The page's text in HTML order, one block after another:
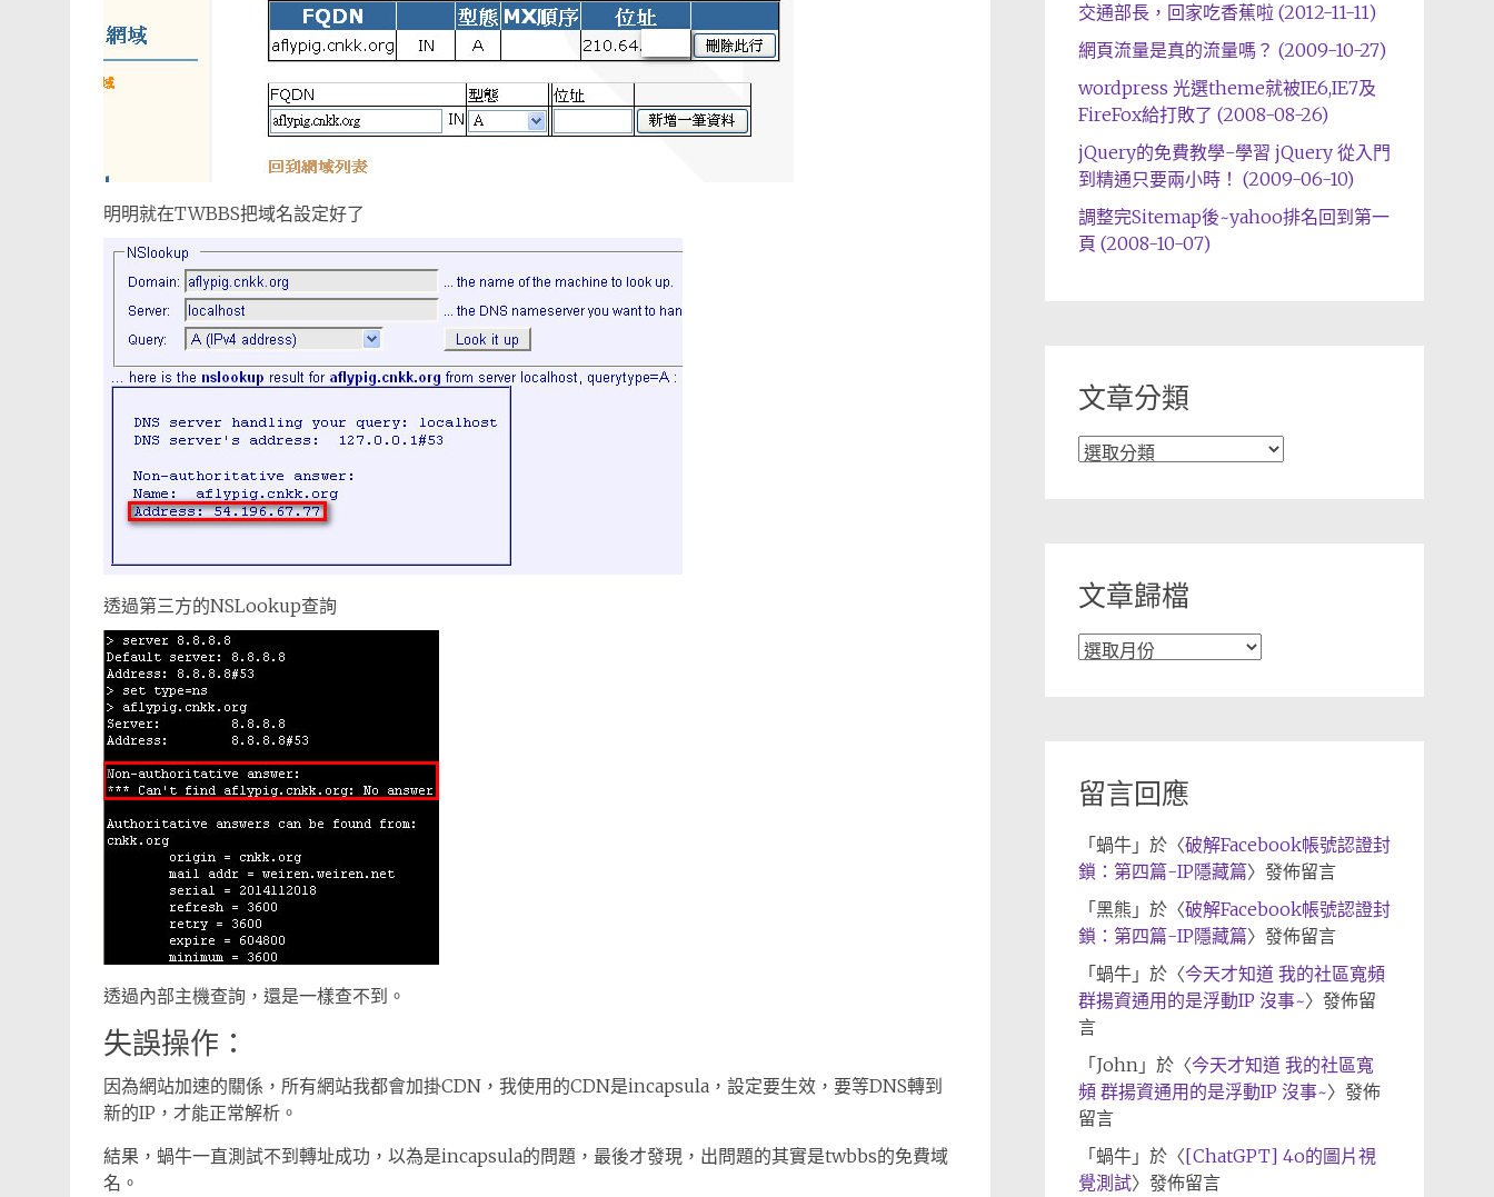
明明就在TWBBS把域名設定好了
透過第三方的NSLookup查詢
透過內部主機查詢，還是一樣查不到。
失誤操作：
因為網站加速的關係，所有網站我都會加掛CDN，我使用的CDN是incapsula，設定要生效，要等DNS轉到
新的IP，才能正常解析。
結果，蝸牛一直測試不到轉址成功，以為是incapsula的問題，最後才發現，出問題的其實是twbbs的免費域
名。
交通部長，回家吃香蕉啦 (2012-11-11)
網頁流量是真的流量嗎？ (2009-10-27)
wordpress 光選theme就被IE6,IE7及
FireFox給打敗了 (2008-08-26)
jQuery的免費教學-學習 jQuery 從入門
到精通只要兩小時！ (2009-06-10)
調整完Sitemap後~yahoo排名回到第一
頁 (2008-10-07)
文章分類
文
文章歸檔
文
留言回應
「 蝸牛」於〈破解Facebook帳號認證封
鎖：第四篇-IP隱藏篇〉發佈留言
「 黑熊 」於〈破解Facebook帳號認證封
鎖：第四篇-IP隱藏篇〉發佈留言
「 蝸牛」於〈今天才知道 我的社區寬頻
群揚資通用的是浮動IP 沒事~〉發佈留
言
「 John」於〈今天才知道 我的社區寬
頻 群揚資通用的是浮動IP 沒事~〉發佈
留言
「 蝸牛」於〈[ChatGPT] 4o的圖片視
覺測試〉發佈留言